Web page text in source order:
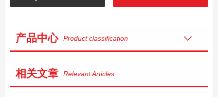
产品中心 Product classification
相关文章 Relevant Articles